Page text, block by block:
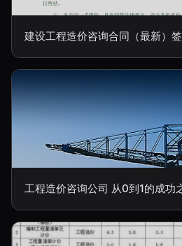
建设工程造价咨询合同（最新）
工程造价咨询公司 从0到1的成功